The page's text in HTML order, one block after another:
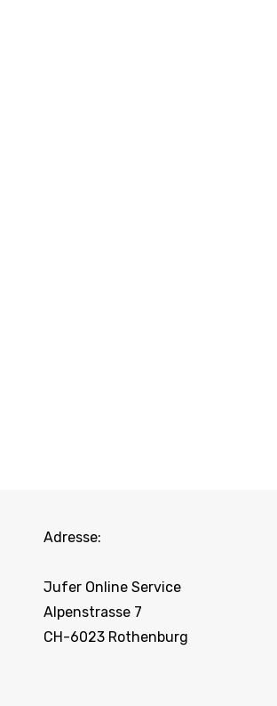
Adresse:
Jufer Online Service
Alpenstrasse 7
CH-6023 Rothenburg